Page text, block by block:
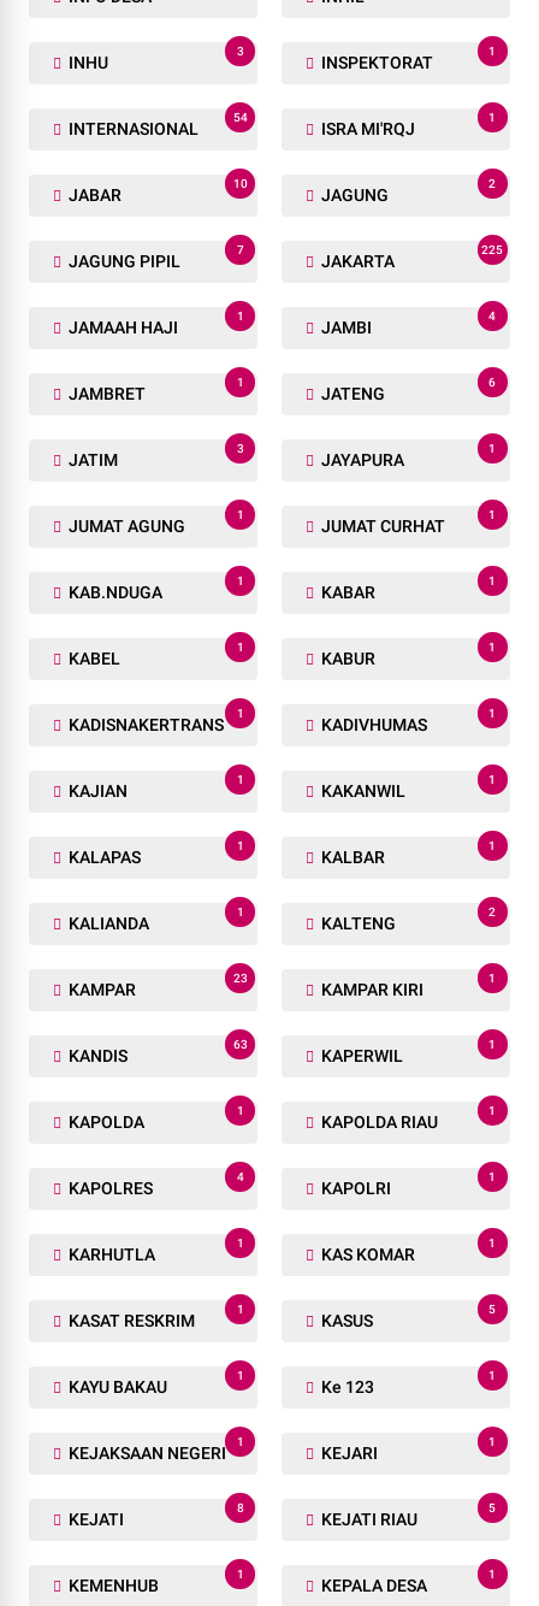
INHU
3
INSPEKTORAT
1
INTERNASIONAL
54
ISRA MI'RQJ
1
JABAR
10
JAGUNG
2
JAGUNG PIPIL
7
JAKARTA
225
JAMAAH HAJI
1
JAMBI
4
JAMBRET
1
JATENG
6
JATIM
3
JAYAPURA
1
JUMAT AGUNG
1
JUMAT CURHAT
1
KAB.NDUGA
1
KABAR
1
KABEL
1
KABUR
1
KADISNAKERTRANS
1
KADIVHUMAS
1
KAJIAN
1
KAKANWIL
1
KALAPAS
1
KALBAR
1
KALIANDA
1
KALTENG
2
KAMPAR
23
KAMPAR KIRI
1
KANDIS
63
KAPERWIL
1
KAPOLDA
1
KAPOLDA RIAU
1
KAPOLRES
4
KAPOLRI
1
KARHUTLA
1
KAS KOMAR
1
KASAT RESKRIM
1
KASUS
5
KAYU BAKAU
1
Ke 123
1
KEJAKSAAN NEGERI
1
KEJARI
1
KEJATI
8
KEJATI RIAU
5
KEMENHUB
1
KEPALA DESA
1